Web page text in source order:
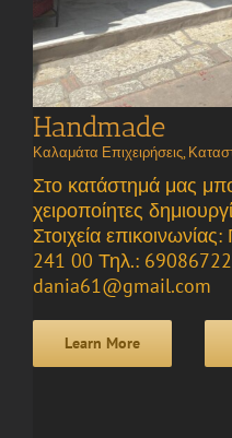
Handmade
Καλαμάτα Επιχειρήσεις,
Στο κατάστημά μας
χειροποίητες
Στοιχεία
241 00 Τηλ.:
dania61@gmail.com
Learn More